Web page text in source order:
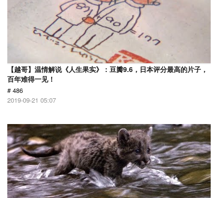
【越哥】温情解说《人生果实》：豆瓣9.6，日本评分最高的片子，
百年难得一见！
# 486
2019-09-21 05:07